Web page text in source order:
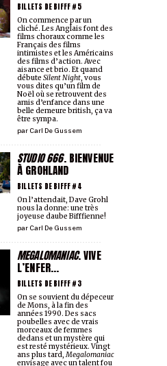
BILLETS DE BIFFF #5
par Carl De Gussem
On commence par un
cliché. Les Anglais font des
films choraux comme les
Français des films
intimistes et les Américains
des films d’action. Avec
aisance et brio. Et quand
débute Silent Night, vous
vous dites qu’un film de
Noël où se retrouvent des
amis d’enfance dans une
belle demeure british, ça va
être sympa.
STUDIO 666. BIENVENUE
À GROHLAND
BILLETS DE BIFFF #4
par Carl De Gussem
On l’attendait, Dave Grohl
nous la donne: une très
joyeuse daube Bifffienne!
MEGALOMANIAC. VIVE
L’ENFER...
BILLETS DE BIFFF #3
On se souvient du dépeceur
de Mons, à la fin des
années 1990. Des sacs
poubelles avec de vrais
morceaux de femmes
dedans et un mystère qui
est resté mystérieux. Vingt
ans plus tard,Megalomaniac
envisage avec un talent fou